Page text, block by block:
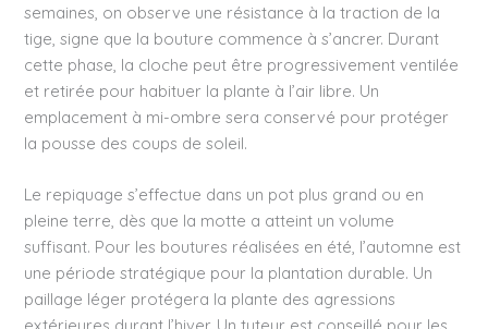
semaines, on observe une résistance à la traction de la
tige, signe que la bouture commence à s’ancrer. Durant
cette phase, la cloche peut être progressivement ventilée
et retirée pour habituer la plante à l’air libre. Un
emplacement à mi-ombre sera conservé pour protéger
la pousse des coups de soleil.
Le repiquage s’effectue dans un pot plus grand ou en
pleine terre, dès que la motte a atteint un volume
suffisant. Pour les boutures réalisées en été, l’automne est
une période stratégique pour la plantation durable. Un
paillage léger protégera la plante des agressions